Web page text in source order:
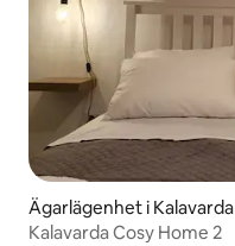
Ägarlägenhet i Kalavarda
Kalavarda Cosy Home 2